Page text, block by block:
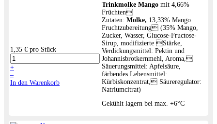
1,35 € pro Stück
+
–
In den Warenkorb
Trinkmolke Mango mit 4,66%
Früchten
Zutaten: Molke, 13,33% Mango
Fruchtzubereitung (35% Mango,
Zucker, Wasser, Glucose-Fructose-
Sirup, modifizierte Stärke,
Verdickungsmittel: Pektin und
Johannisbrotkernmehl, Aroma,
Säuerungsmittel: Apfelsäure,
färbendes Lebensmittel:
Kürbiskonzentrat, Säureregulator:
Natriumcitrat)
Gekühlt lagern bei max. +6°C